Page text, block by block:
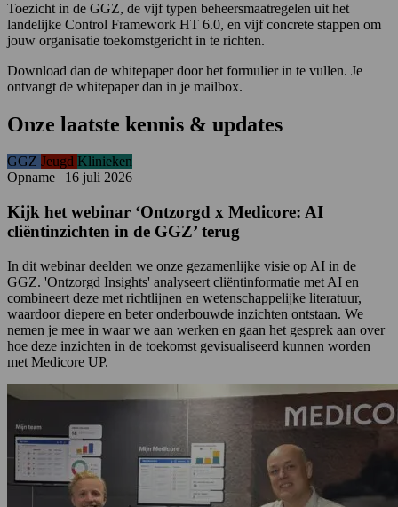
Toezicht in de GGZ, de vijf typen beheersmaatregelen uit het
landelijke Control Framework HT 6.0, en vijf concrete stappen om
jouw organisatie toekomstgericht in te richten.
Download dan de whitepaper door het formulier in te vullen. Je
ontvangt de whitepaper dan in je mailbox.
Onze laatste kennis & updates
GGZ Jeugd Klinieken
Opname | 16 juli 2026
Kijk het webinar ‘Ontzorgd x Medicore: AI
cliëntinzichten in de GGZ’ terug
In dit webinar deelden we onze gezamenlijke visie op AI in de
GGZ. 'Ontzorgd Insights' analyseert cliëntinformatie met AI en
combineert deze met richtlijnen en wetenschappelijke literatuur,
waardoor diepere en beter onderbouwde inzichten ontstaan. We
nemen je mee in waar we aan werken en gaan het gesprek aan over
hoe deze inzichten in de toekomst gevisualiseerd kunnen worden
met Medicore UP.